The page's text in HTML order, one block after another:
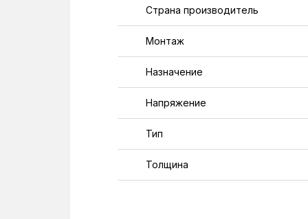
Страна производитель
Монтаж
Назначение
Напряжение
Тип
Толщина